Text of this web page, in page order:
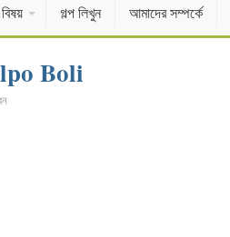
গল্প লিখুন আমাদের সম্পর্কে
Boli